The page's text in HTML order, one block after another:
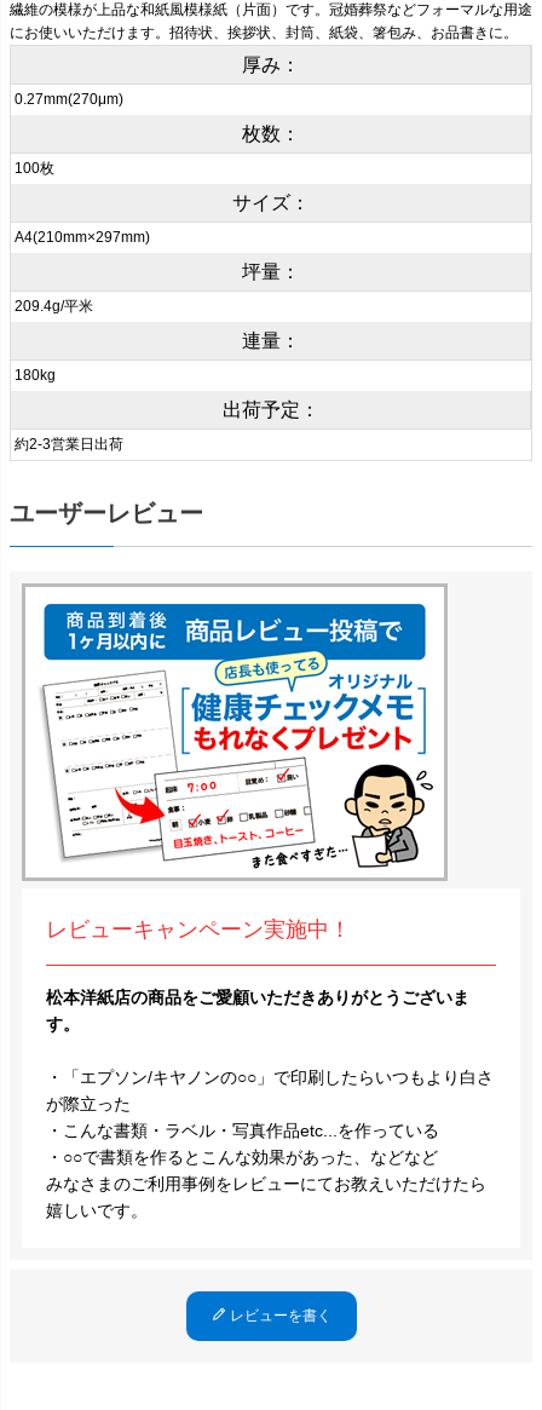
繊維の模様が上品な和紙風模様紙（片面）です。冠婚葬祭などフォーマルな用途
にお使いいただけます。招待状、挨拶状、封筒、紙袋、箸包み、お品書きに。
厚み：
0.27mm(270μm)
枚数：
100枚
サイズ：
A4(210mm×297mm)
坪量：
209.4g/平米
連量：
180kg
出荷予定：
約2-3営業日出荷
ユーザーレビュー
レビューキャンペーン実施中！
松本洋紙店の商品をご愛顧いただきありがとうございま
す。
・「エプソン/キヤノンの○○」で印刷したらいつもより白さ
が際立った
・こんな書類・ラベル・写真作品etc...を作っている
・○○で書類を作るとこんな効果があった、などなど
みなさまのご利用事例をレビューにてお教えいただけたら
嬉しいです。
レビューを書く